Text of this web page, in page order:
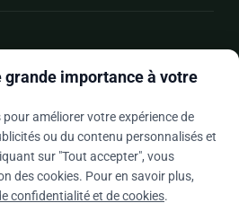
de 500+ avis
grande importance à votre
améliorer votre expérience de
ou du contenu personnalisés et
sur "Tout accepter", vous
des cookies. Pour en savoir plus,
confidentialité et de cookies.